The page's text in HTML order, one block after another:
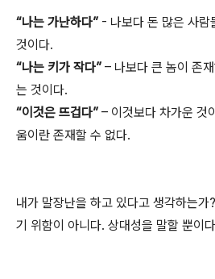
“나는 가난하다” - 나보다 돈 많은 사람
것이다.
“나는 키가 작다” – 나보다 큰 놈이 존
는 것이다.
“이것은 뜨겁다” – 이것보다 차가운 것
움이란 존재할 수 없다.
내가 말장난을 하고 있다고 생각하는
기 위함이 아니다. 상대성을 말할 뿐이